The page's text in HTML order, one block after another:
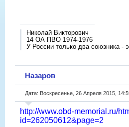
Николай Викторович
14 ОА ПВО 1974-1976
У России только два союзника -
Назаров
Дата: Воскресенье, 26 Апреля 2015,
http://www.obd-memorial.ru/
id=262050612&page=2